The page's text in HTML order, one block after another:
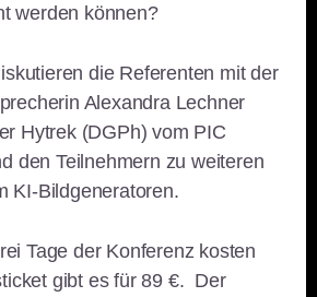
werden können?
die Referenten mit der
Alexandra Lechner
Hytrek (DGPh) vom PIC
den Teilnehmern zu weiteren
KI-Bildgeneratoren.
Tage der Konferenz kosten
gibt es für 89 €. Der